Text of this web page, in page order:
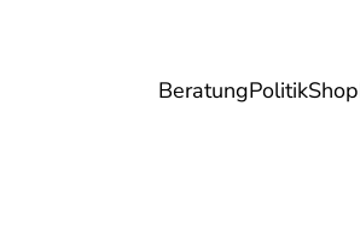
BeratungPolitikShop
Gesundheit